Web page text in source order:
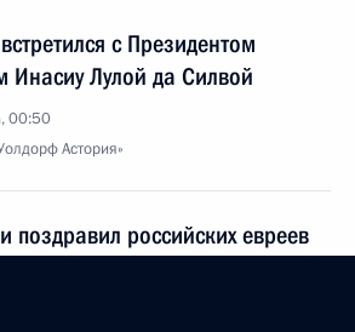
с Президентом
Инасиу Лулой да Силвой
00:50
Астория»
поздравил российских евреев